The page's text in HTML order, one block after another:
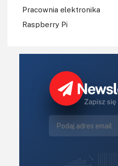
Pracownia elektronika
Raspberry Pi
Robotyka
Sterowniki silników
Technika μP, μC, PLD
Termometry i termostaty